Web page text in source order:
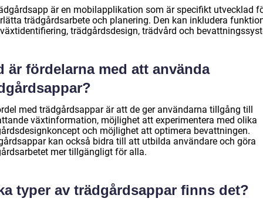
är en mobilapplikation som är specifikt utvecklad
trädgårdsarbete och planering. Den kan inkludera
trädgårdsdesign, trädvård och
är fördelarna med att använda
med trädgårdsappar är att de ger användarna tillgång till
växtinformation, möjlighet att experimentera med olika
och möjlighet att optimera bevattningen.
kan också bidra till att utbilda användare och göra
mer tillgängligt för alla.
typer av trädgårdsappar finns det?